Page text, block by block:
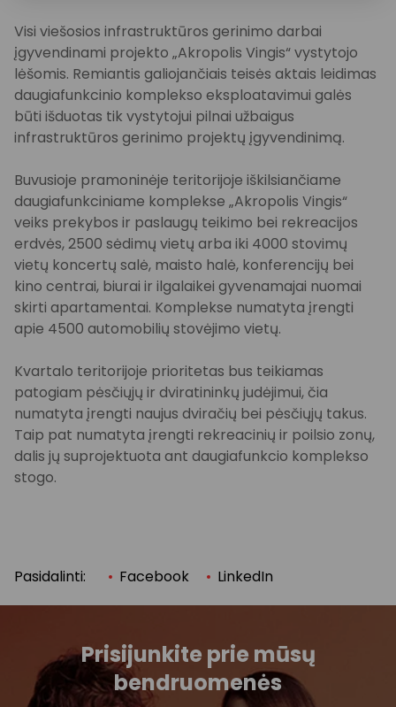
Visi viešosios infrastruktūros gerinimo darbai
įgyvendinami projekto „Akropolis Vingis“ vystytojo
lėšomis. Remiantis galiojančiais teisės aktais leidimas
daugiafunkcinio komplekso eksploatavimui galės
būti išduotas tik vystytojui pilnai užbaigus
infrastruktūros gerinimo projektų įgyvendinimą.
Buvusioje pramoninėje teritorijoje iškilsiančiame
daugiafunkciniame komplekse „Akropolis Vingis“
veiks prekybos ir paslaugų teikimo bei rekreacijos
erdvės, 2500 sėdimų vietų arba iki 4000 stovimų
vietų koncertų salė, maisto halė, konferencijų bei
kino centrai, biurai ir ilgalaikei gyvenamajai nuomai
skirti apartamentai. Komplekse numatyta įrengti
apie 4500 automobilių stovėjimo vietų.
Kvartalo teritorijoje prioritetas bus teikiamas
patogiam pėsčiųjų ir dviratininkų judėjimui, čia
numatyta įrengti naujus dviračių bei pėsčiųjų takus.
Taip pat numatyta įrengti rekreacinių ir poilsio zonų,
dalis jų suprojektuota ant daugiafunkcio komplekso
stogo.
Pasidalinti: Facebook LinkedIn
Prisijunkite prie mūsų
bendruomenės